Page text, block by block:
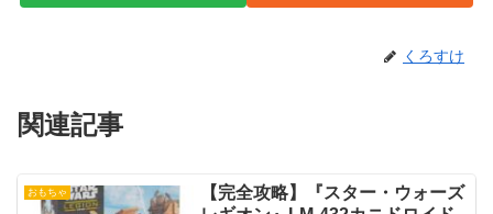
くろすけ
関連記事
おもちゃ
【完全攻略】『スター・ウォーズ